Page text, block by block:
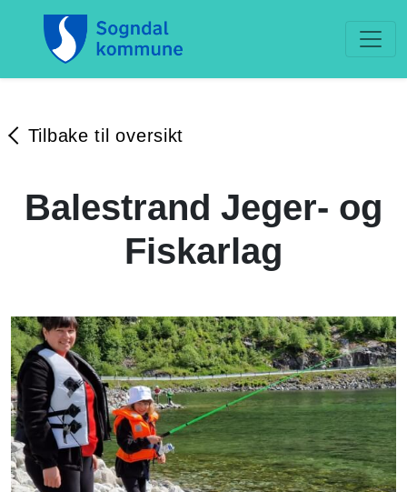
Tilbake til oversikt
Balestrand Jeger- og
Fiskarlag